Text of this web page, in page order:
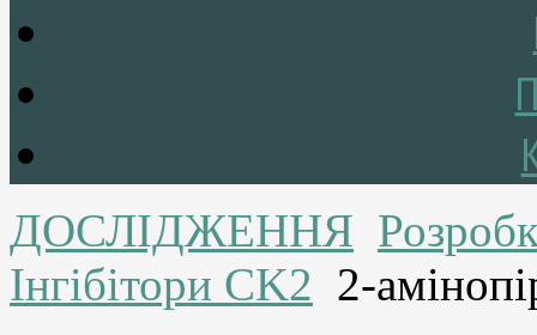
ДОСЛІДЖЕННЯ
Інгібітори CK2 2-